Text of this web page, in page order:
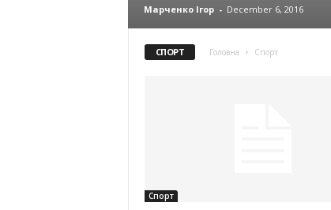
Марченко Ігор - December 6, 2016
СПОРТ Головна Спорт
Спорт